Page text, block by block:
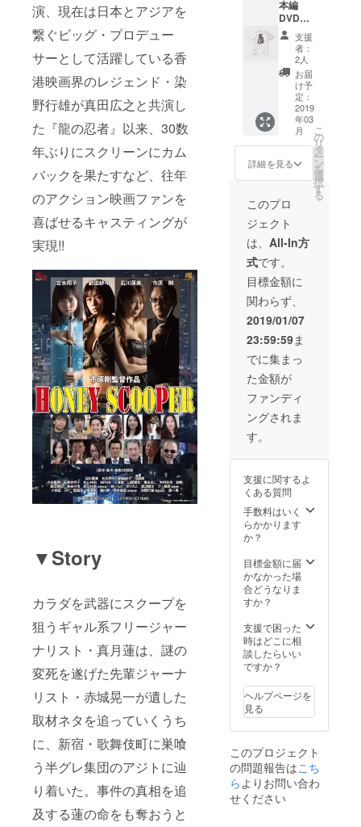
演、現在は日本とアジアを
繋ぐビッグ・プロデュー
サーとして活躍している香
港映画界のレジェンド・染
野行雄が真田広之と共演し
た『龍の忍者』以来、30数
年ぶりにスクリーンにカム
バックを果たすなど、往年
のアクション映画ファンを
喜ばせるキャスティングが
実現!!
▼Story
カラダを武器にスクープを
狙うギャル系フリージャー
ナリスト・真月蓮は、謎の
変死を遂げた先輩ジャーナ
リスト・赤城晃一が遺した
取材ネタを追っていくうち
に、新宿・歌舞伎町に巣喰
う半グレ集団のアジトに辿
り着いた。事件の真相を追
及する蓮の命をも奪おうと
。代表作は
『RUNNING
CHASER』
（集英
社）、『廓
ノ幻』（日
本文芸
社）、『龍
帝』（実業
之日本
社）、『幕
末ノ影』、
『ANGEL
DAGGER』
、『LADY
SCOOPER』
、『夜カ
フェで逢い
ましょう』
（小学館）
などがあ
る。
リジナ
ルポス
トカー
ドセッ
トプレ
ゼント
（石川
蓮美、
吉水翔
子、範
紗々）
③限定
ンフ
プレゼ
ント ④
限定主
演女優
A4ポー
トレー
トセッ
トプレ
（石川
蓮美、
吉水翔
子、範
田
紗々）
美）、
挿入歌
PV（吉
水翔
子）、
スペ
シャル
対談
1（市原
剛監督×
石川蓮
美）、
スペ
2（石川
蓮美×吉
水翔
子） ②
限定オ
リジナ
ルポス
トカー
ドセッ
トプレ
ゼント
（石川
蓮美、
吉水翔
子、範
田
紗々）
③限定
ンフ
レット
プレゼ
ント ④
限定主
演女優
トセッ
トプレ
ゼント
吉水翔
子、範
田
紗々）
「石川
蓮美」
完全新
撮セク
真集プ
レゼン
ト
本編
DVDプ
レゼン
ト 本編
142分：
『HON
SCOOP
ER』シ
リーズ
三部作
完全収
録＋特
典映像
30分：
予告
篇、主
題歌
PV（石
川蓮
美）、
挿入歌
PV（吉
水翔
子）、
スペ
シャル
対談
1（市原
剛監督×
石川蓮
美）、
スペ
2（石川
水翔
子） ②
限定オ
リジナ
ルポス
ドセッ
トプレ
ゼント
（石川
吉水翔
子、範
田
紗々）
オリジ
ナルパ
ンフ
レット
ント ④
限定主
演女優
A4ポー
トレー
支援
者：
2人
お届
け予
定：
2019
年03
月
詳細を見る
こ
の
リ
タ
ー
ン
を
選
択
す
る
このプロ
ジェクト
は、 All-In方
式です。
目標金額に
関わらず、
2019/01/07
23:59:59ま
でに集まっ
た金額が
ファンディ
ングされま
す。
支援に関するよ
くある質問
手数料はいく
らかかります
か？
目標金額に届
かなかった場
合どうなりま
すか？
支援で困った
時はどこに相
談したらいい
ですか？
ヘルプページを
見る
このプロジェクト
の問題報告はこち
らよりお問い合わ
せください